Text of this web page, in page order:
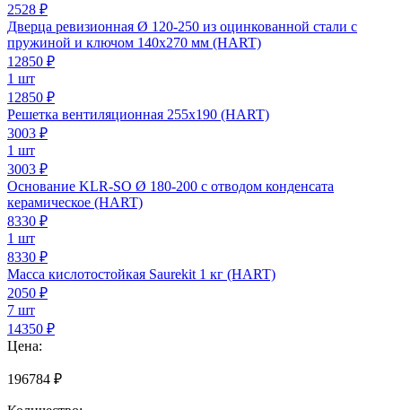
2528 ₽
Дверца ревизионная Ø 120-250 из оцинкованной стали с
пружиной и ключом 140х270 мм (HART)
12850 ₽
1 шт
12850 ₽
Решетка вентиляционная 255х190 (HART)
3003 ₽
1 шт
3003 ₽
Основание KLR-SO Ø 180-200 с отводом конденсата
керамическое (HART)
8330 ₽
1 шт
8330 ₽
Масса кислотостойкая Saurekit 1 кг (HART)
2050 ₽
7 шт
14350 ₽
Цена:
196784 ₽